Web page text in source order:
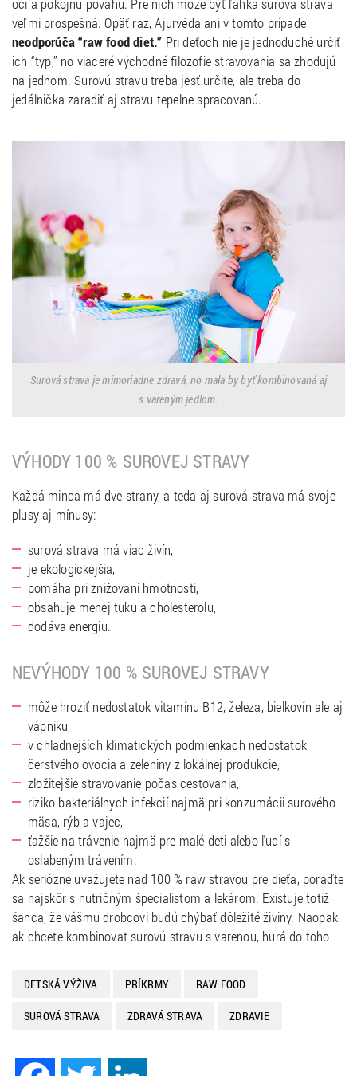
veľmi prospešná. Opäť raz, Ajurvéda ani v tomto prípade
neodporúča “raw food diet.” Pri deťoch nie je jednoduché určiť
ich “typ,” no viaceré východné filozofie stravovania sa zhodujú
na jednom. Surovú stravu treba jesť určite, ale treba do
jedálnička zaradiť aj stravu tepelne spracovanú.
Surová strava je mimoriadne zdravá, no mala by byť kombinovaná aj
s vareným jedlom.
VÝHODY 100 % SUROVEJ STRAVY
Každá minca má dve strany, a teda aj surová strava má svoje
plusy aj mínusy:
surová strava má viac živín,
je ekologickejšia,
pomáha pri znižovaní hmotnosti,
obsahuje menej tuku a cholesterolu,
dodáva energiu.
NEVÝHODY 100 % SUROVEJ STRAVY
môže hroziť nedostatok vitamínu B12, železa, bielkovín ale aj
vápniku,
v chladnejších klimatických podmienkach nedostatok
čerstvého ovocia a zeleniny z lokálnej produkcie,
zložitejšie stravovanie počas cestovania,
riziko bakteriálnych infekcií najmä pri konzumácii surového
mäsa, rýb a vajec,
ťažšie na trávenie najmä pre malé deti alebo ľudí s
oslabeným trávením.
Ak seriózne uvažujete nad 100 % raw stravou pre dieťa, poraďte
sa najskôr s nutričným špecialistom a lekárom. Existuje totiž
šanca, že vášmu drobcovi budú chýbať dôležité živiny. Naopak
ak chcete kombinovať surovú stravu s varenou, hurá do toho.
DETSKÁ VÝŽIVA PRÍKRMY RAW FOOD
SUROVÁ STRAVA ZDRAVÁ STRAVA ZDRAVIE
Facebook Twitter